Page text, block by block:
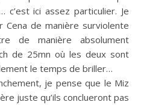
c’est ici assez particulier. Je
de manière surviolente
de manière absolument
de 25mn où les deux sont
le temps de briller…
je pense que le Miz
juste qu’ils conclueront pas